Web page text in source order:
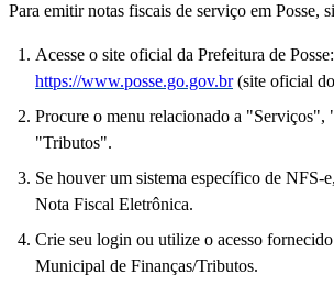
Para emitir notas fiscais de serviço em Posse,
Acesse o site oficial da Prefeitura de Posse:
https://www.posse.go.gov.br(site oficial
Procure o menu relacionado a "Serviços",
"Tributos".
Se houver um sistema específico de NFS-
Nota Fiscal Eletrônica.
Crie seu login ou utilize o acesso
Municipal de Finanças/Tributos.